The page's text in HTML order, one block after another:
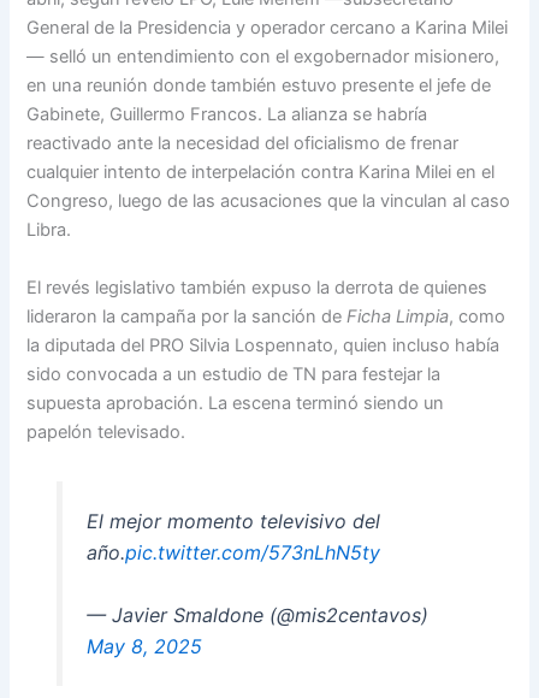
General de la Presidencia y operador cercano a Karina Milei
— selló un entendimiento con el exgobernador misionero,
en una reunión donde también estuvo presente el jefe de
Gabinete, Guillermo Francos. La alianza se habría
reactivado ante la necesidad del oficialismo de frenar
cualquier intento de interpelación contra Karina Milei en el
Congreso, luego de las acusaciones que la vinculan al caso
Libra.
El revés legislativo también expuso la derrota de quienes
lideraron la campaña por la sanción deFicha Limpia, como
la diputada del PRO Silvia Lospennato, quien incluso había
sido convocada a un estudio de TN para festejar la
supuesta aprobación. La escena terminó siendo un
papelón televisado.
El mejor momento televisivo del
año.pic.twitter.com/573nLhN5ty
— Javier Smaldone (@mis2centavos)
May 8, 2025